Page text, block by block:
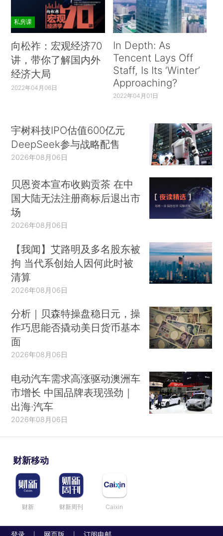
私房课
向松祚：宏观经济70
讲，带你了解国内外
经济大局
2022年04月06日
In Depth: As
Tencent Lays Off
Staff, Is Its ‘Winter’
Approaching?
2022年04月01日
宇树科技IPO估值600亿元
DeepSeek参与战略配售
2026年08月06日
贝恩资本宣布收购贡茶 在中
国大陆无法注册商标后退出市
场
2026年08月06日
【我闻】艾路明及多名股东被
拘 当代系创始人因何此时被
清算
2026年08月06日
分析｜贝森特操盘稳日元，操
作巧思能否撬动美日货币基本
面
2026年08月06日
电动汽车需求高涨驱动澳洲车
市增长 中国品牌表现强劲｜
出海·汽车
2026年08月06日
财新移动
财新 财新周刊 Caixin